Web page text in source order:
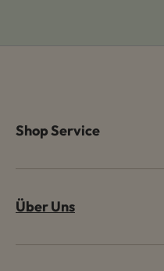
Shop Service
Über Uns